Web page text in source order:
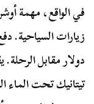
في الواقع، مهمة
دولار مقابل
تيتانيك تحت الماء